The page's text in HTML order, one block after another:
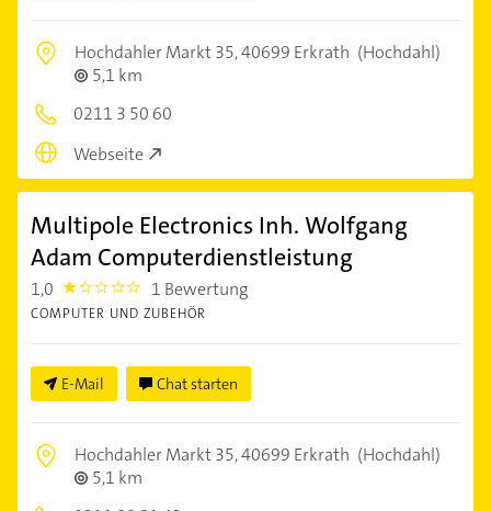
Hochdahler Markt 35,40699 Erkrath (Hochdahl)
5,1 km
0211 3 50 60
Webseite
Multipole Electronics Inh. Wolfgang
Adam Computerdienstleistung
1,0 1.0 1 Bewertung
COMPUTER UND ZUBEHÖR
E-Mail Chat starten
Hochdahler Markt 35,40699 Erkrath (Hochdahl)
5,1 km